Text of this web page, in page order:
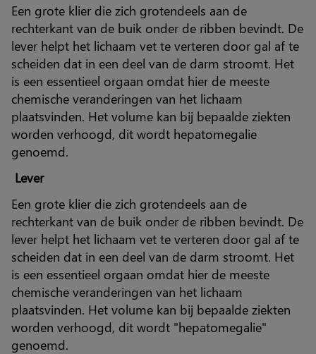
Een grote klier die zich grotendeels aan de
rechterkant van de buik onder de ribben bevindt. De
lever helpt het lichaam vet te verteren door gal af te
scheiden dat in een deel van de darm stroomt. Het
is een essentieel orgaan omdat hier de meeste
chemische veranderingen van het lichaam
plaatsvinden. Het volume kan bij bepaalde ziekten
worden verhoogd, dit wordt hepatomegalie
genoemd.
Lever
Een grote klier die zich grotendeels aan de
rechterkant van de buik onder de ribben bevindt. De
lever helpt het lichaam vet te verteren door gal af te
scheiden dat in een deel van de darm stroomt. Het
is een essentieel orgaan omdat hier de meeste
chemische veranderingen van het lichaam
plaatsvinden. Het volume kan bij bepaalde ziekten
worden verhoogd, dit wordt "hepatomegalie"
genoemd.